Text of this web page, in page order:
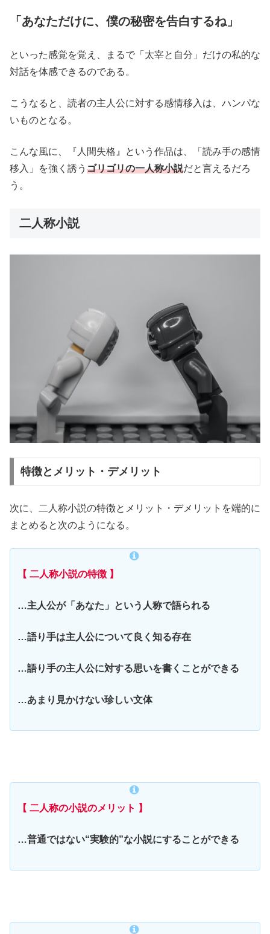
「あなただけに、僕の秘密を告白するね」
といった感覚を覚え、まるで「太宰と自分」だけの私的な
対話を体感できるのである。
こうなると、読者の主人公に対する感情移入は、ハンパな
いものとなる。
こんな風に、『人間失格』という作品は、「読み手の感情
移入」を強く誘う ゴリゴリの一人称小説だと言えるだろ
う。
二人称小説
特徴とメリット・デメリット
次に、二人称小説の特徴とメリット・デメリットを端的に
まとめると次のようになる。
【 二人称小説の特徴 】
…主人公が「あなた」という人称で語られる
…語り手は主人公について良く知る存在
…語り手の主人公に対する思いを書くことができる
…あまり見かけない珍しい文体
【 二人称の小説のメリット 】
…普通ではない“実験的”な小説にすることができる